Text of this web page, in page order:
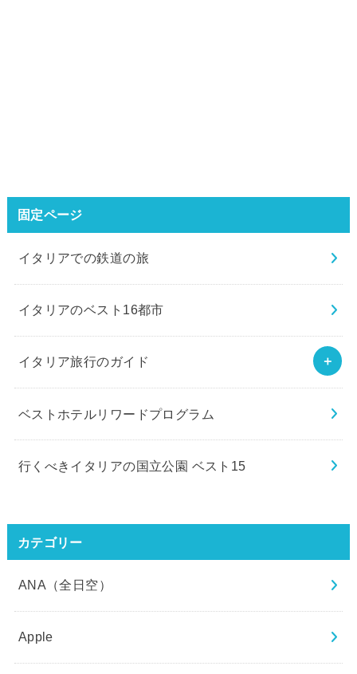
固定ページ
イタリアでの鉄道の旅
イタリアのベスト16都市
イタリア旅行のガイド
ベストホテルリワードプログラム
行くべきイタリアの国立公園 ベスト15
カテゴリー
ANA（全日空）
Apple